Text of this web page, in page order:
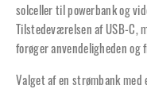
solceller til powerbank og
Tilstedeværelsen af USB-C,
forøger anvendeligheden og
Valget af en strømbank